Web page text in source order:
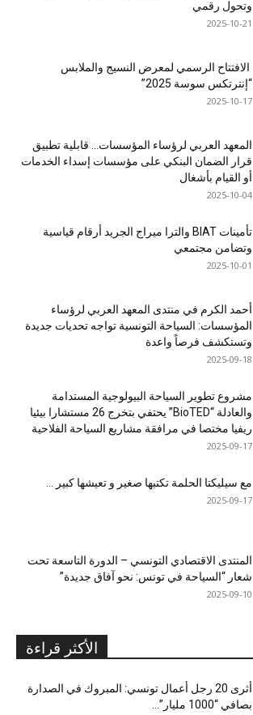
وتحول رقمي
2025-10-21
الافتتاح الرسمي لمعرض النسيج والملابس
“إنترتكس سوسة 2025”
2025-10-17
المعهد العربي لرؤساء المؤسسات… قابلية تطبيق
قرار الضمان البنكي على مؤسسات إسداء الخدمات
أو القيام بأشغال
2025-10-04
تأمينات BIAT والترا ميراج الجريد أرقام قياسية
وتضامن مجتمعي
2025-10-01
أحمد الكرم في منتدى المعهد العربي لرؤساء
المؤسسات: السياحة التونسية تواجه تحديات جديدة
وتستكشف فرصاً واعدة
2025-09-18
مشروع تطوير السياحة البيولوجية المستدامة
والعادلة “BioTED” يحتفي بتخرج 26 مستشارا بيئيا
ريفيا مختصا في مرافقة مشاريع السياحة الفلاحية
2025-09-17
مع سيليكتا الحلمة تكتبها صغير و تعيشها كبير …
2025-09-17
المنتدى الاقتصادي التونسي – الدورة التاسعة تحت
شعار “السياحة في تونس: نحو آفاق جديدة”
2025-09-10
الأكثر قراءة
أثرى 20 رجل أعمال تونسي: المبروك في الصدارة
بصافي “1000 مليار”...